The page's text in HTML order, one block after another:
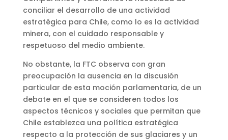
conciliar el desarrollo de una actividad
estratégica para Chile, como lo es la actividad
minera, con el cuidado responsable y
respetuoso del medio ambiente.
No obstante, la FTC observa con gran
preocupación la ausencia en la discusión
particular de esta moción parlamentaria, de un
debate en el que se consideren todos los
aspectos técnicos y sociales que permitan que
Chile establezca una política estratégica
respecto a la protección de sus glaciares y un